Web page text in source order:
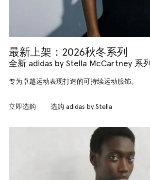
最新上架：2026秋冬系列
全新 adidas by Stella McCartney 系列
专为卓越运动表现打造的可持续运动服饰。
立即选购 选购 adidas by Stella